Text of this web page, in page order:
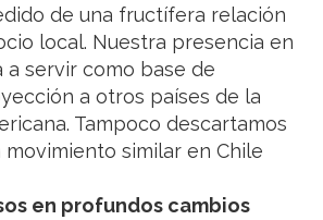
de una fructífera relación
local. Nuestra presencia en
a servir como base de
a otros países de la
Tampoco descartamos
movimiento similar en Chile
en profundos cambios